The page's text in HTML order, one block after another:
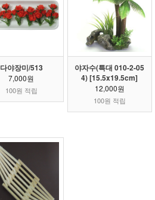
다야장미/513
7,000원
100원 적립
야자수(특대 010-2-05
4) [15.5x19.5cm]
12,000원
100원 적립